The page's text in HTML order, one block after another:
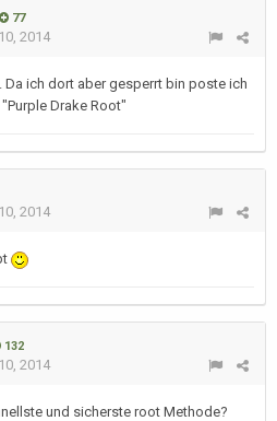
77
2014
Da ich dort aber gesperrt bin poste ich
Drake Root"
2014
132
2014
und sicherste root Methode?